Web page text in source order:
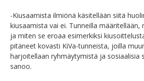
-Kiusaamista ilmiönä käsitellään siitä
kiusaamista vai ei. Tunneilla määritellään,
ja miten se eroaa esimerkiksi
pitäneet kovasti KiVa-tunneista, joilla
harjoitellaan ryhmäytymistä ja sosiaalisia
sanoo.